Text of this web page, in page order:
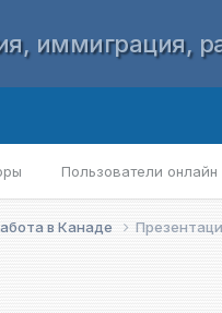
иммиграция,
Пользователи онлайн
в Канаде